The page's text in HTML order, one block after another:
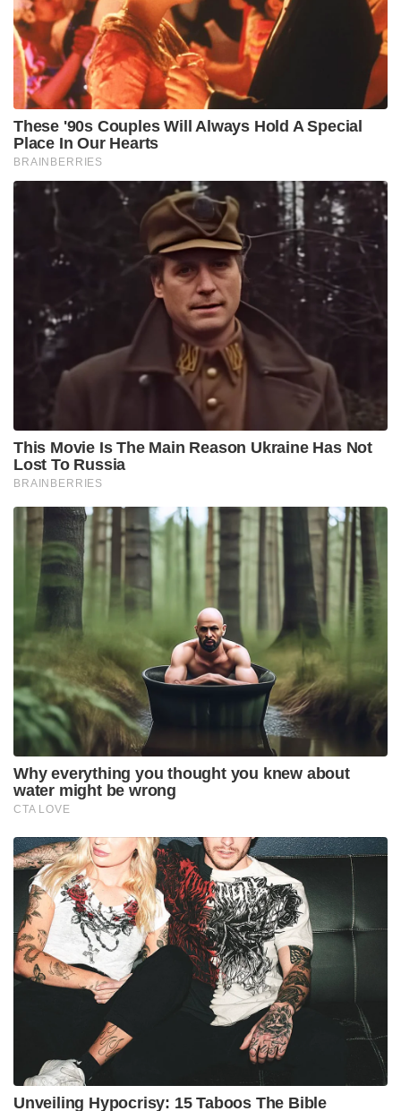
പെണ്ണുങ്ങൾക്ക് രണ്ടോ മൂന്നോ അതിലധികമോ
പ്രസവിക്കാൻ സാധിക്കില്ലെന്നും ഇവർ പറയുന്നു.
ദമ്പതികളുടെ വാക്കുകൾ
‘ഞാൻ ഞങ്ങളുടെ നാലാമത്തെ കുഞ്ഞിനെ
പ്രസവിച്ചിരിക്കുന്നു. വീട്ടിൽ ഞങ്ങളുടെ ബെഡ്‌റൂമിൽ
അക്യുപങ്ചറിസ്റ്റിൻറെ സഹായത്തോടെ പ്രസവിച്ചു.
അൽഹംദുലില്ലാ ഞങ്ങൾക്ക് ഇപ്പോൾ നാല് മക്കളുണ്ട്.
ആദ്യത്തെ പ്രസവം സിസേറിയനായിരുന്നു.
രണ്ടാമത്തെ പ്രസവം പ്രകൃതി ചികിൽസയിലൂടെ
സാധാരണ പ്രസവം ആയിരുന്നു. മൂന്നാമത്തേത്
ഹോസ്പിറ്റലിൽ പ്രസവിച്ചു. നാലാമത്തേത് വീട്ടിലാണ്
പ്രസവിച്ചത്. ഇത് ഞങ്ങളുടെ ജീവിതത്തിലെ ഏറ്റവും
സന്തോഷകരമായിട്ടുള്ള കാര്യമാണ്.
എല്ലാ പെൺകുട്ടികളും ഹോസ്പിറ്റലിലാണ്
പ്രസവിക്കുന്നത്. ഞാൻ ഹോസ്പിറ്റലിലും വീട്ടിലും
പ്രസവിച്ചു. ആ ഒരു അനുഭവത്തിൽ എനിക്ക്
മനസിലായത് ഹോസ്പിറ്റലിൽ നടക്കുന്ന
സുഖപ്രസവവും വീട്ടിൽ നടക്കുന്ന പ്രസവവും രണ്ടും
രണ്ടാണ്. ഹോസ്പിറ്റലിൽ വെച്ച് പ്രസവിക്കുമ്പോൾ
വേദന വരാൻ മരുന്ന് കുത്തിവെക്കും,
നിർബന്ധപൂർവം പുഷ് ചെയ്യിപ്പിക്കുന്നുണ്ട്. സ്റ്റിച്ച്
ഇടേണ്ടിവരും ഉള്ള് പരിശോധിക്കും വയറിൽ പിടിച്ച്
തള്ളും. ഇങ്ങനെ ഒരുപാട് കാര്യങ്ങൾ ഹോസ്പിറ്റലിൽ
ചെയ്യിപ്പിക്കുന്നുണ്ട്. വീട്ടിൽ പ്രസവിച്ചപ്പോൾ ഇതൊന്നും
ഞാൻ അറിയേണ്ടി വന്നിട്ടില്ല. പുഷ് ചെയ്യേണ്ടി
വന്നിട്ടേയില്ല. അവസാന സമയത്ത് കുട്ടി പുറത്ത്
വരുമ്പോഴുള്ള ചെറിയ ഒരു വേദനയാണ്
അറിഞ്ഞിട്ടുള്ളു. അതുകൊണ്ടാണ് പറഞ്ഞത് വീട്ടിലെ
പ്രസവം സന്തോഷകരമായ കാര്യമാണെന്ന്. കഴിഞ്ഞ
തവണ ഒരുപാട് അനുഭവിച്ചു. ഇത്തവണ അങ്ങനത്തെ
ഒരു പ്രശ്‌നവും അറിഞ്ഞിട്ടില്ല. ഹോസ്പിറ്റലിൽ ഒരുപാട്
കഷ്ടതകൾ അനുഭവിക്കേണ്ടി വരും.
ഒരു സ്ത്രീ രണ്ടാമതൊന്ന് പ്രസവിക്കാൻ ഉറപ്പായും
പേടിക്കും.
പുറത്തേക്ക് വരാൻ ആഗ്രഹിക്കാത്ത ഒരു കുഞ്ഞിനെ
പിടിച്ച് വലിച്ച് ബലം പ്രയോഗിച്ച്
പുറത്തെടുക്കുകയാണ്. പ്രസവിക്കാനായി കയറുന്ന
പെണ്ണിൻറെ ശരീരത്തിൽ കയറി ഇരുന്നു തള്ളുന്നു.
ബലം പ്രയോഗിച്ച് പിടിച്ച് വലിക്കുന്നു. ഒരു പെണ്ണിൻറെ
മേത്താണ് ഈ ബലം പ്രയോഗിക്കുന്നത്. ഒരു
പെണ്ണാണ് പ്രസവിക്കുന്നത് എന്ന് മാറി പ്രസവിക്കാൻ
ഡോക്ടർ വേണം എന്ന അവസ്ഥയിലേക്ക് കാര്യങ്ങൾ
മാറി. എന്തിനാണ് ഇത്തരം അനാവശ്യ